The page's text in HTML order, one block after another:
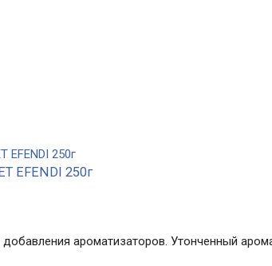
EFENDI 250г
ароматизаторов. Утонченный